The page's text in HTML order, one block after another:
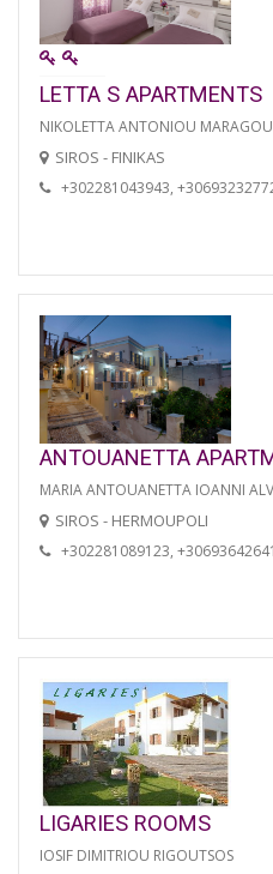
LETTA S APARTMENTS
NIKOLETTA ANTONIOU MARAGOU
SIROS - FINIKAS
+302281043943,
ANTOUANETTA
MARIA ANTOUANETTA IOANNI
SIROS - HERMOUPOLI
+302281089123,
LIGARIES ROOMS
IOSIF DIMITRIOU RIGOUTSOS